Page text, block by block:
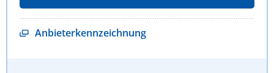
Anbieterkennzeichnung